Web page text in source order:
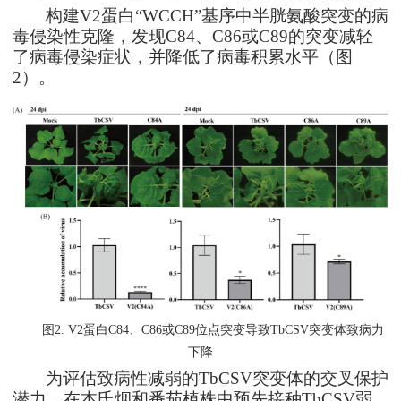
构建V2蛋白“WCCH”基序中半胱氨酸突变的病
毒侵染性克隆，发现C84、 C86或C89的突变减轻
了病毒侵染症状，并降低了病毒积累水平 （图
2） 。
图2. V2蛋白C84、C86或C89位点突变导致TbCSV突变体致病力
下降
为评估致病性减弱的TbCSV突变体的交叉保护